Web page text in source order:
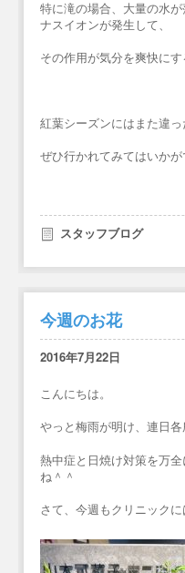
特に滝の場合、大量の水
ナスイオンが発生して、
その作用が気分を爽快にす
紅葉シーズンにはまた違
ぜひ行かれてみてはいか
スタッフブログ
今週のお花
2016年7月22日
こんにちは。
やっと梅雨が明け、連日各
熱中症と日焼け対策を万
ね＾＾
さて、今週もクリニック